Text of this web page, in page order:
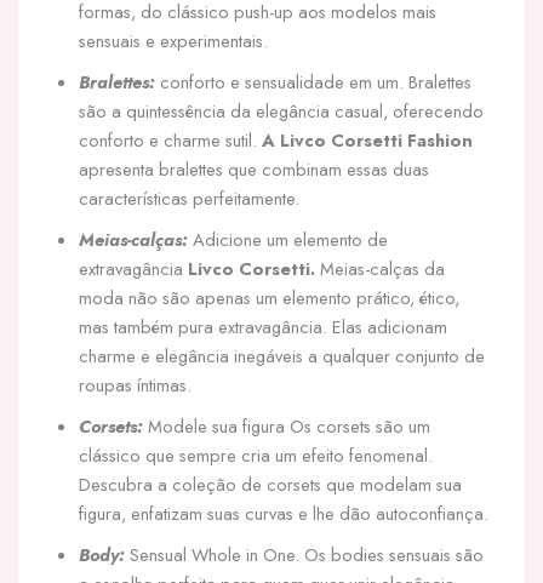
formas, do clássico push-up aos modelos mais
sensuais e experimentais.
Bralettes: conforto e sensualidade em um. Bralettes
são a quintessência da elegância casual, oferecendo
conforto e charme sutil. A Livco Corsetti Fashion
apresenta bralettes que combinam essas duas
características perfeitamente.
Meias-calças:Adicione um elemento de
extravagância Livco Corsetti.Meias-calças da
moda não são apenas um elemento prático, ético,
mas também pura extravagância. Elas adicionam
charme e elegância inegáveis a qualquer conjunto de
roupas íntimas.
Corsets:Modele sua figura Os corsets são um
clássico que sempre cria um efeito fenomenal.
Descubra a coleção de corsets que modelam sua
figura, enfatizam suas curvas e lhe dão autoconfiança.
Body:Sensual Whole in One. Os bodies sensuais são